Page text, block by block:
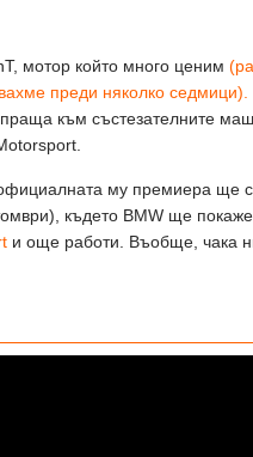
мотор който много ценим
преди няколко седмици).
към състезателните
му премиера ще
където BMW ще
и още работи. Въобще, чака